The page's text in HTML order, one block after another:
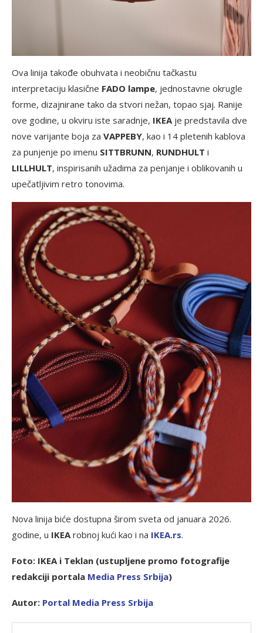
Ova linija takođe obuhvata i neobičnu tačkastu
interpretaciju klasične FADO lampe, jednostavne okrugle
forme, dizajnirane tako da stvori nežan, topao sjaj. Ranije
ove godine, u okviru iste saradnje, IKEAje predstavila dve
nove varijante boja za VAPPEBY, kao i 14 pletenih kablova
za punjenje po imenu SITTBRUNN, RUNDHULT i
LILLHULT, inspirisanih užadima za penjanje i oblikovanih u
upečatljivim retro tonovima.
Nova linija biće dostupna širom sveta od januara 2026.
godine, u IKEArobnoj kući kao i na IKEA.rs.
Foto: IKEA i Teklan (ustupljene promo fotografije
redakciji portala Media Press Srbija)
Autor: Portal Media Press Srbija